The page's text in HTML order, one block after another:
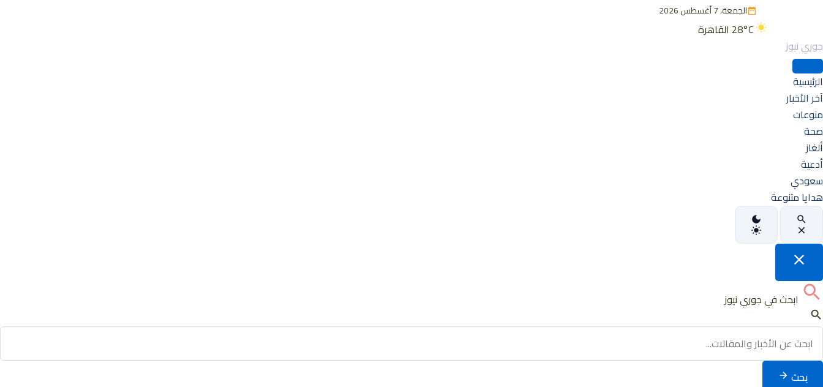
الجمعة، 7 أغسطس 2026
28°C القاهرة
جوري نيوز
الرئيسية
آخر الأخبار
منوعات
صحة
ألغاز
أدعية
سعودي
هدايا متنوعة
ابحث في جوري نيوز
بحث